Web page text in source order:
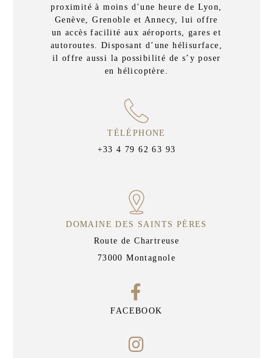
proximité à moins d’une heure de Lyon,
Genève, Grenoble et Annecy, lui offre
un accès facilité aux aéroports, gares et
autoroutes. Disposant d’une hélisurface,
il offre aussi la possibilité de s’y poser
en hélicoptère.
TÉLÉPHONE
+33 4 79 62 63 93
DOMAINE DES SAINTS PÈRES
Route de Chartreuse
73000 Montagnole
FACEBOOK